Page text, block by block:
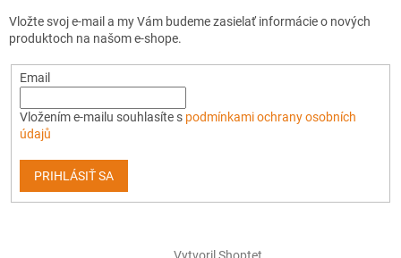
Vložte svoj e-mail a my Vám budeme zasielať informácie o nových
produktoch na našom e-shope.
Email
Vložením e-mailu souhlasíte s podmínkami ochrany osobních
údajů
PRIHLÁSIŤ SA
Vytvoril Shoptet